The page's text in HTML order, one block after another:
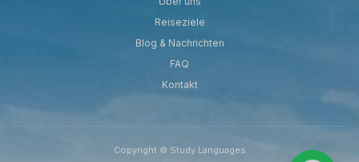
Reiseziele
Blog & Nachrichten
FAQ
Kontakt
Copyright © Study Languages